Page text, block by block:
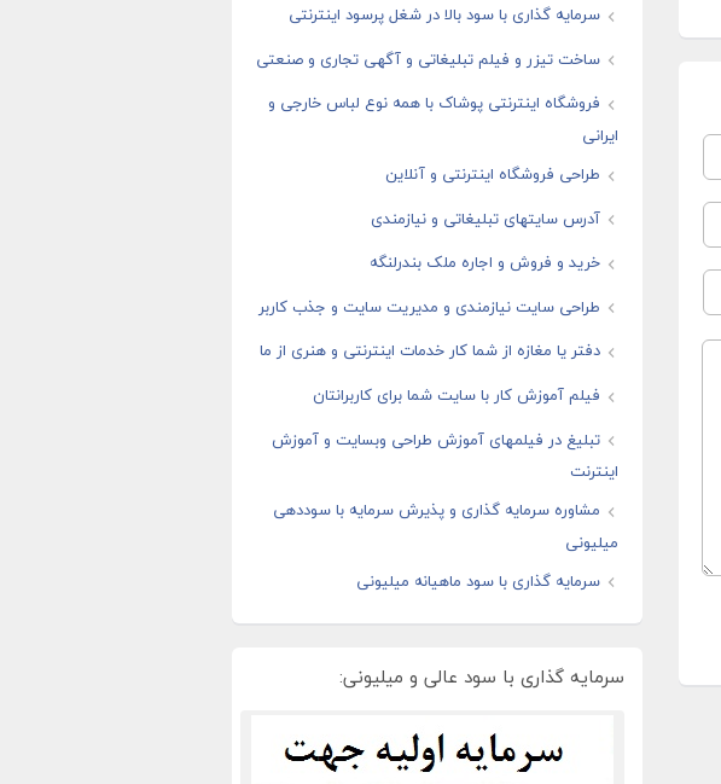
سرمایه گذاری با سود بالا در شغل پرسود اینترنتی
ساخت تیزر و فیلم تبلیغاتی و آگهی تجاری و صنعتی
فروشگاه اینترنتی پوشاک با همه نوع لباس خارجی و
ایرانی
طراحی فروشگاه اینترنتی و آنلاین
آدرس سایتهای تبلیغاتی و نیازمندی
خرید و فروش و اجاره ملک بندرلنگه
طراحی سایت نیازمندی و مدیریت سایت و جذب کاربر
دفتر یا مغازه از شما کار خدمات اینترنتی و هنری از ما
فیلم آموزش کار با سایت شما برای کاربرانتان
تبلیغ در فیلمهای آموزش طراحی وبسایت و آموزش
اینترنت
مشاوره سرمایه گذاری و پذیرش سرمایه با سوددهی
میلیونی
سرمایه گذاری با سود ماهیانه میلیونی
سرمایه گذاری با سود عالی و میلیونی: